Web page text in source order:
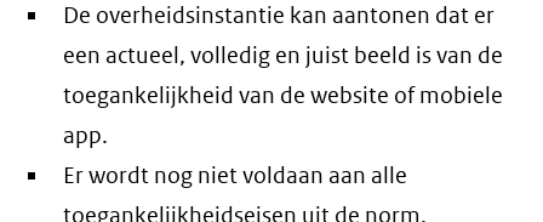
De overheidsinstantie kan aantonen dat er
een actueel, volledig en juist beeld is van de
toegankelijkheid van de website of mobiele
app.
Er wordt nog niet voldaan aan alle
toegankelijkheidseisen uit de norm.